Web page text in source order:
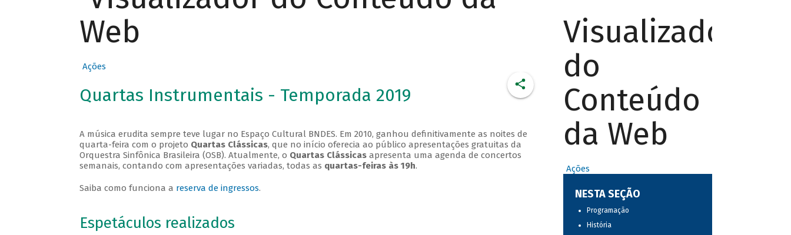
Web
Ações
Quartas Instrumentais - Temporada 2019
A música erudita sempre teve lugar no Espaço Cultural BNDES. Em 2010, ganhou definitivamente as noites de
quarta-feira com o projeto Quartas Clássicas, que no início oferecia ao público apresentações gratuitas da
Orquestra Sinfônica Brasileira (OSB). Atualmente, o Quartas Clássicasapresenta uma agenda de concertos
semanais, contando com apresentações variadas, todas as quartas-feiras às 19h.
Saiba como funciona a reserva de ingressos.
Espetáculos realizados
Visualizador
do
Conteúdo
da Web
Ações
NESTA SEÇÃO
Programação
História